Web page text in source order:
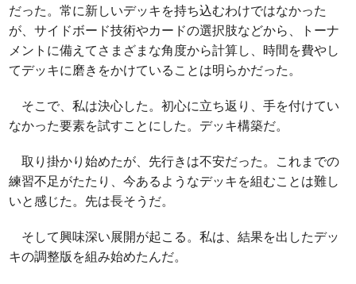
だった。常に新しいデッキを持ち込むわけではなかった
が、サイドボード技術やカードの選択肢などから、トーナ
メントに備えてさまざまな角度から計算し、時間を費やし
てデッキに磨きをかけていることは明らかだった。
そこで、私は決心した。初心に立ち返り、手を付けてい
なかった要素を試すことにした。デッキ構築だ。
取り掛かり始めたが、先行きは不安だった。これまでの
練習不足がたたり、今あるようなデッキを組むことは難し
いと感じた。先は長そうだ。
そして興味深い展開が起こる。私は、結果を出したデッ
キの調整版を組み始めたんだ。